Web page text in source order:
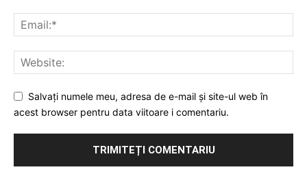
Salvați numele meu, adresa de e-mail și site-ul web în
acest browser pentru data viitoare i comentariu.